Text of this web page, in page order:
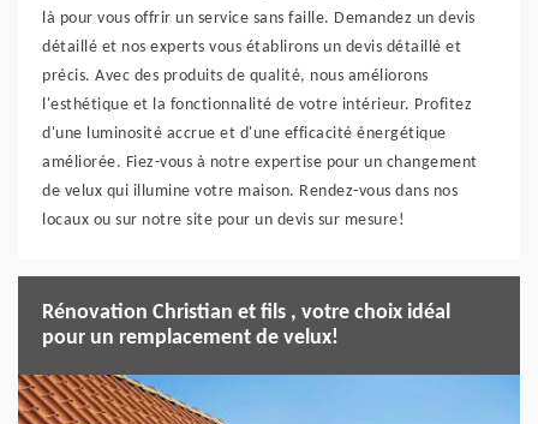
là pour vous offrir un service sans faille. Demandez un devis
détaillé et nos experts vous établirons un devis détaillé et
précis. Avec des produits de qualité, nous améliorons
l'esthétique et la fonctionnalité de votre intérieur. Profitez
d'une luminosité accrue et d'une efficacité énergétique
améliorée. Fiez-vous à notre expertise pour un changement
de velux qui illumine votre maison. Rendez-vous dans nos
locaux ou sur notre site pour un devis sur mesure!
Rénovation Christian et fils , votre choix idéal
pour un remplacement de velux!